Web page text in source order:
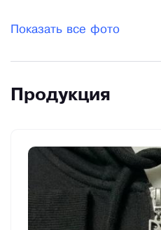
Показать все фото
Продукция